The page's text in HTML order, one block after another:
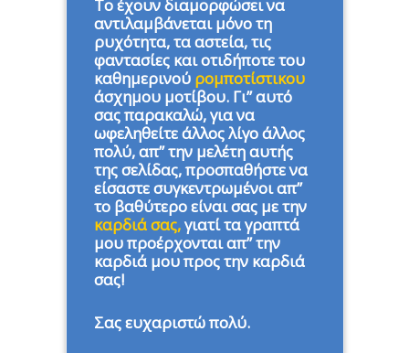
Το έχουν διαμορφώσει να
αντιλαμβάνεται μόνο τη
ρυχότητα, τα αστεία, τις
φαντασίες και οτιδήποτε του
καθημερινού ρομποτίστικου
άσχημου μοτίβου. Γι” αυτό
σας παρακαλώ, για να
ωφεληθείτε άλλος λίγο άλλος
πολύ, απ” την μελέτη αυτής
της σελίδας, προσπαθήστε να
είσαστε συγκεντρωμένοι απ”
το βαθύτερο είναι σας με την
καρδιά σας,γιατί τα γραπτά
μου προέρχονται απ” την
καρδιά μου προς την καρδιά
σας!
Σας ευχαριστώ πολύ.